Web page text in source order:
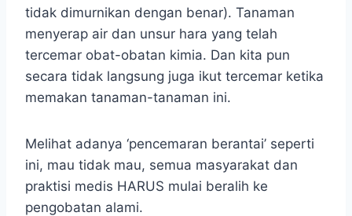
tidak dimurnikan dengan benar). Tanaman
menyerap air dan unsur hara yang telah
tercemar obat-obatan kimia. Dan kita pun
secara tidak langsung juga ikut tercemar ketika
memakan tanaman-tanaman ini.
Melihat adanya ‘pencemaran berantai’ seperti
ini, mau tidak mau, semua masyarakat dan
praktisi medis HARUS mulai beralih ke
pengobatan alami.